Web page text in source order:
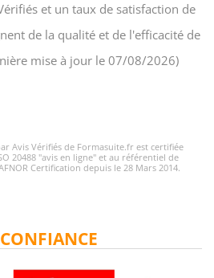
et un taux de satisfaction de
de la qualité et de l'efficacité de
mise à jour le 07/08/2026)
Avis Vérifiés de Formasuite.fr est certifiée
20488 "avis en ligne" et au référentiel de
Certification depuis le 28 Mars 2014.